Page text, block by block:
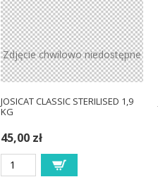
Zdjęcie chwilowo niedostępne
JOSICAT CLASSIC STERILISED 1,9
KG
45,00 zł